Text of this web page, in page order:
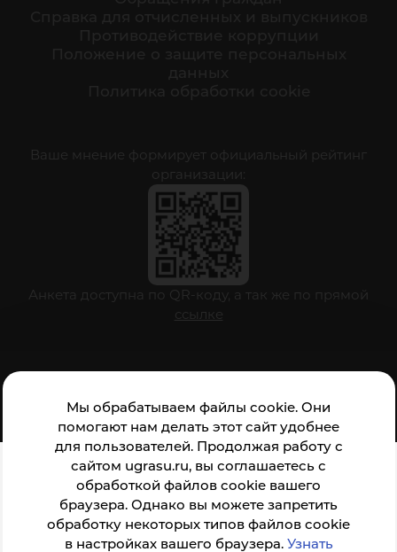
Мы обрабатываем файлы cookie. Они
помогают нам делать этот сайт удобнее
для пользователей. Продолжая работу с
сайтом ugrasu.ru, вы соглашаетесь с
обработкой файлов cookie вашего
браузера. Однако вы можете запретить
обработку некоторых типов файлов cookie
в настройках вашего браузера. Узнать
Ваше мнение формирует официальный рейтинг
организации:
Анкета доступна по QR-коду, а так же по прямой
ссылке